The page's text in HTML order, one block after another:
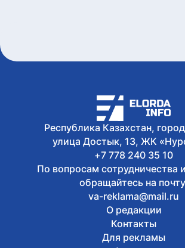
Республика Казахстан,
улица Достык, 13, ЖК
+7 778 240 35 10
По вопросам сотрудничества
обращайтесь на
va-reklama@mail.ru
О редакции
Контакты
Для рекламы